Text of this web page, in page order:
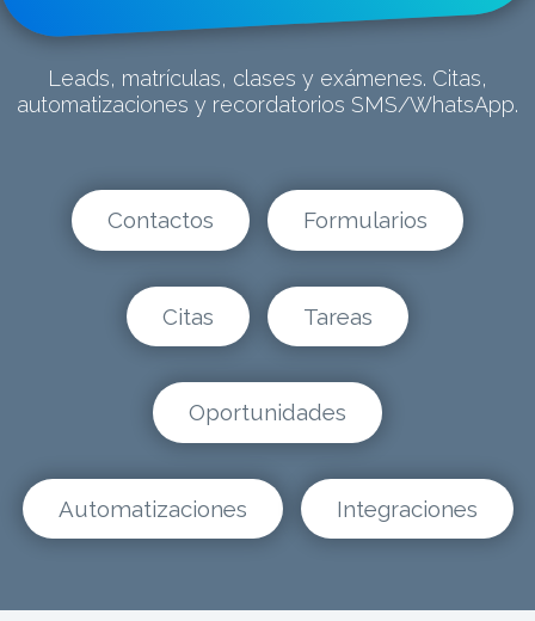
Leads, matrículas, clases y exámenes. Citas,
automatizaciones y recordatorios SMS/WhatsApp.
Contactos Formularios
Citas Tareas
Oportunidades
Automatizaciones Integraciones